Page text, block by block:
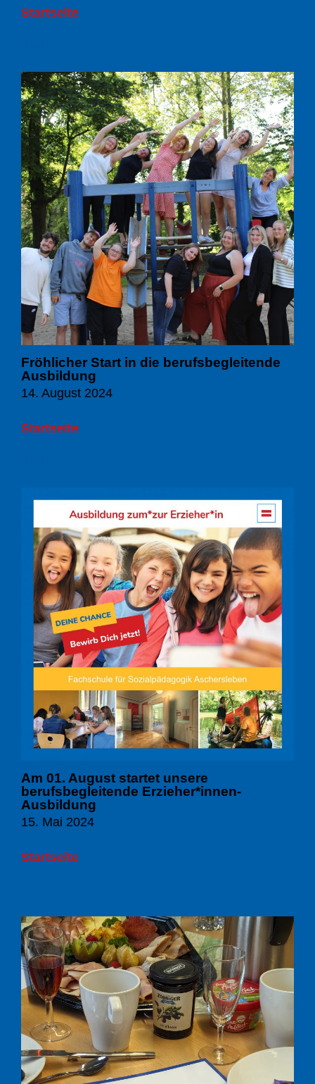
Startseite
Fröhlicher Start in die berufsbegleitende
Ausbildung
14. August 2024
Startseite
Am 01. August startet unsere
berufsbegleitende Erzieher*innen-
Ausbildung
15. Mai 2024
Startseite